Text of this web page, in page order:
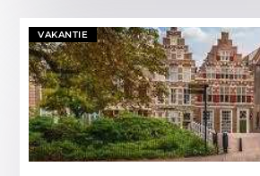
VAKANTIE